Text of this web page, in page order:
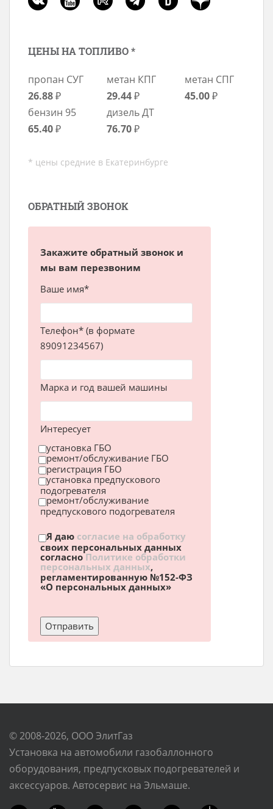
ЦЕНЫ НА ТОПЛИВО *
пропан СУГ
26.88₽
метан КПГ
29.44₽
метан СПГ
45.00₽
бензин 95
65.40₽
дизель ДТ
76.70₽
* цены средние в Екатеринбурге
ОБРАТНЫЙ ЗВОНОК
Закажите обратный звонок и
мы вам перезвоним
Ваше имя*
Телефон* (в формате
89091234567)
Марка и год вашей машины
Интересует
установка ГБО
ремонт/обслуживание ГБО
регистрация ГБО
установка предпускового
подогревателя
ремонт/обслуживание
предпускового подогревателя
Я даю согласие на обработку
своих персональных данных
согласноПолитике обработки
персональных данных,
регламентированную №152-ФЗ
«О персональных данных»
© 2008-2026, ООО ЭлитГаз
Установка на автомобили газобаллонного
оборудования, предпусковых подогревателей и
аксессуаров. Автосервис на Эльмаше.